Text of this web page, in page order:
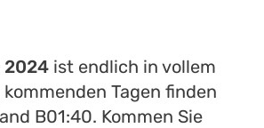
2024 ist endlich in vollem
kommenden Tagen finden
B01:40. Kommen Sie